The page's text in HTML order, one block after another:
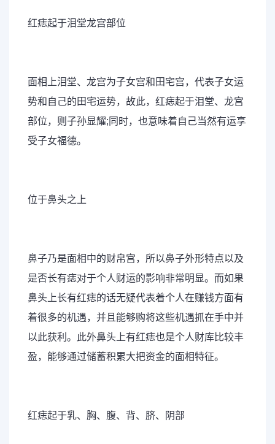
红痣起于泪堂龙宫部位
面相上泪堂、龙宫为子女宫和田宅宫，代表子女运
势和自己的田宅运势，故此，红痣起于泪堂、龙宫
部位，则子孙显耀;同时，也意味着自己当然有运享
受子女福德。
位于鼻头之上
鼻子乃是面相中的财帛宫，所以鼻子外形特点以及
是否长有痣对于个人财运的影响非常明显。而如果
鼻头上长有红痣的话无疑代表着个人在赚钱方面有
着很多的机遇，并且能够购将这些机遇抓在手中并
以此获利。此外鼻头上有红痣也是个人财库比较丰
盈，能够通过储蓄积累大把资金的面相特征。
红痣起于乳、胸、腹、背、脐、阴部